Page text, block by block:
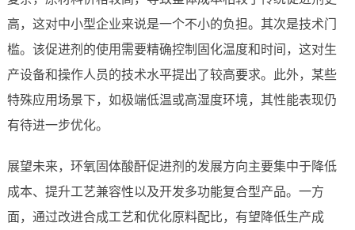
高，这对中小型企业来说是一个不小的负担。其次是技术门
槛。该促进剂的使用需要精确控制固化温度和时间，这对生
产设备和操作人员的技术水平提出了较高要求。此外，某些
特殊应用场景下，如极端低温或高湿度环境，其性能表现仍
有待进一步优化。
展望未来，环氧固体酸酐促进剂的发展方向主要集中于降低
成本、提升工艺兼容性以及开发多功能复合型产品。一方
面，通过改进合成工艺和优化原料配比，有望降低生产成